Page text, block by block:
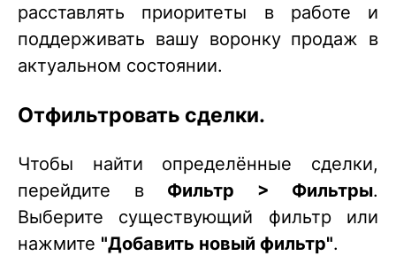
расставлять приоритеты в работе и
поддерживать вашу воронку продаж в
актуальном состоянии.
Отфильтровать сделки.
Чтобы найти определённые сделки,
перейдите в Фильтр > Фильтры.
Выберите существующий фильтр или
нажмите "Добавить новый фильтр".